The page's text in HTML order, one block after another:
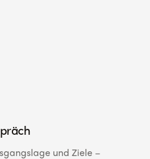
und Ziele –